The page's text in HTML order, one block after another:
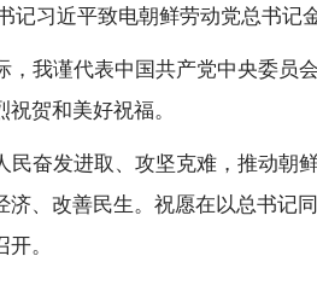
习近平致电朝鲜劳动党总书记
我谨代表中国共产党中央委员
贺和美好祝福。
奋发进取、攻坚克难，推动朝
、改善民生。祝愿在以总书记
。